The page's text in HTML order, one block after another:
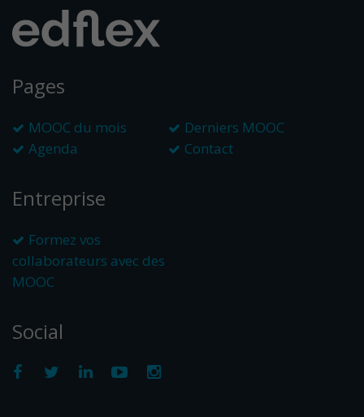
Pages
MOOC du mois
Derniers MOOC
Agenda
Contact
Entreprise
Formez vos
collaborateurs avec des
MOOC
Social